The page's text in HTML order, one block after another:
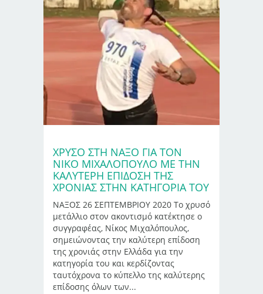
ΧΡΥΣΌ ΣΤΗ ΝΆΞΟ ΓΙΑ ΤΟΝ
ΝΊΚΟ ΜΙΧΑΛΌΠΟΥΛΟ ΜΕ ΤΗΝ
ΚΑΛΎΤΕΡΗ ΕΠΊΔΟΣΗ ΤΗΣ
ΧΡΟΝΙΆΣ ΣΤΗΝ ΚΑΤΗΓΟΡΊΑ ΤΟΥ
ΝΑΞΟΣ 26 ΣΕΠΤΕΜΒΡΙΟΥ 2020 Το χρυσό
μετάλλιο στον ακοντισμό κατέκτησε ο
συγγραφέας, Νίκος Μιχαλόπουλος,
σημειώνοντας την καλύτερη επίδοση
της χρονιάς στην Ελλάδα για την
κατηγορία του και κερδίζοντας
ταυτόχρονα το κύπελλο της καλύτερης
επίδοσης όλων των...